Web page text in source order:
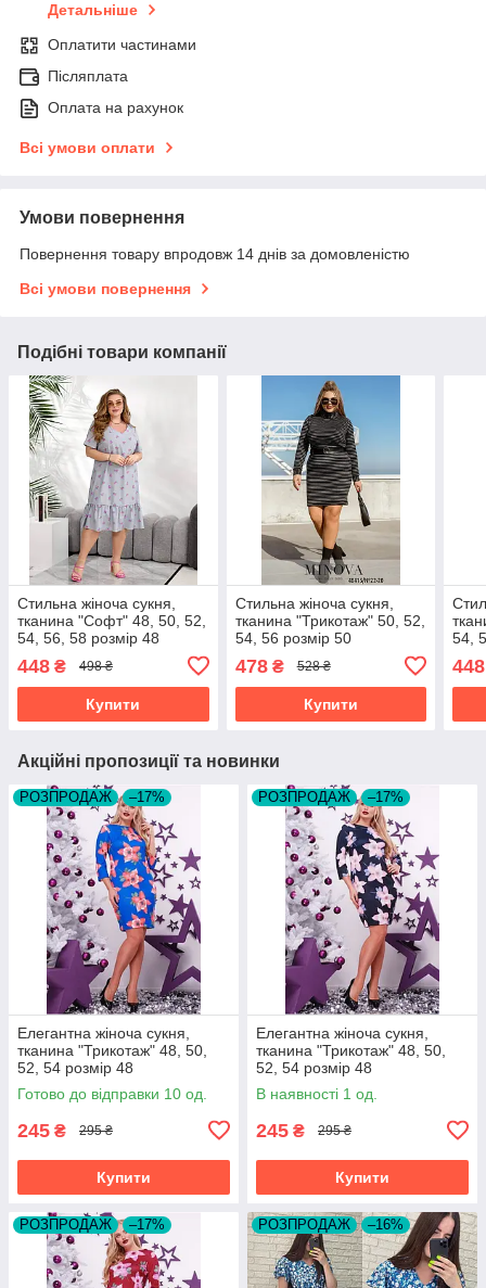
Детальніше
Оплатити частинами
Післяплата
Оплата на рахунок
Всі умови оплати
Умови повернення
Повернення товару впродовж 14 днів за домовленістю
Всі умови повернення
Подібні товари компанії
Стильна жіноча сукня,
тканина "Софт" 48, 50, 52,
54, 56, 58 розмір 48
448 ₴ 498 ₴
Купити
Стильна жіноча сукня,
тканина "Трикотаж" 50, 52,
54, 56 розмір 50
478₴ 528 ₴
Купити
54,
448
Акційні пропозиції та новинки
РОЗПРОДАЖ –17%
Елегантна жіноча сукня,
тканина "Трикотаж" 48, 50,
52, 54 розмір 48
Готово до відправки 10 од.
245 ₴ 295 ₴
Купити
РОЗПРОДАЖ –17%
Елегантна жіноча сукня,
тканина "Трикотаж" 48, 50,
52, 54 розмір 48
В наявності 1 од.
245 ₴ 295 ₴
Купити
РОЗПРОДАЖ –17% РОЗПРОДАЖ –16%